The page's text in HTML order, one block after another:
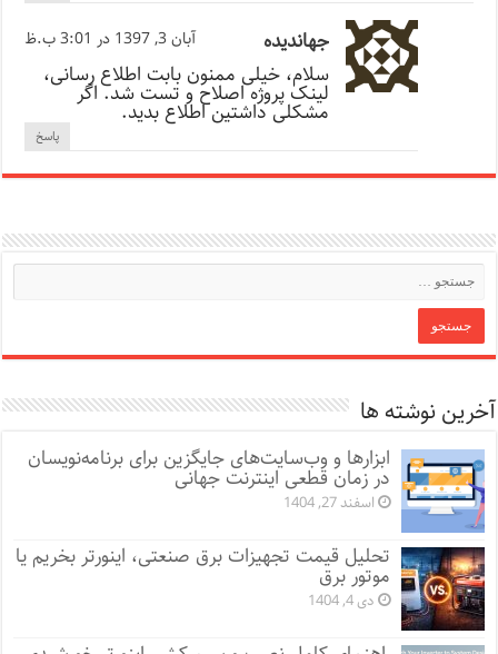
جهاندیده آبان 3, 1397 در 3:01 ب.ظ
سلام، خیلی ممنون بابت اطلاع رسانی،
لینک پروژه اصلاح و تست شد. اگر
مشکلی داشتین اطلاع بدید.
پاسخ
آخرین نوشته ها
ابزارها و وب‌سایت‌های جایگزین برای برنامه‌نویسان
در زمان قطعی اینترنت جهانی
اسفند 27, 1404
تحلیل قیمت تجهیزات برق صنعتی، اینورتر بخریم یا
موتور برق
دی 4, 1404